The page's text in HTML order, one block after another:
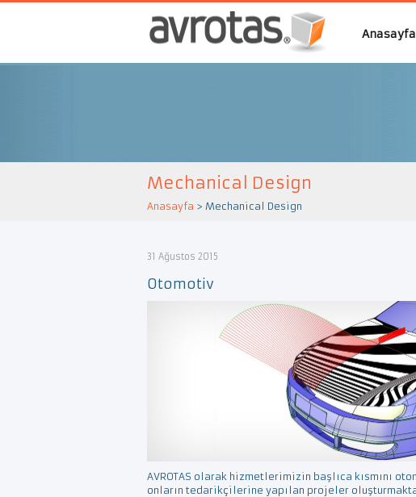
Anasayfa
Mechanical Design
Anasayfa > Mechanical Design
31 Ağustos 2015
Otomotiv
AVROTAS olarak hizmetlerimizin başlıca kısmını
onların tedarikçilerine yapılan projeler